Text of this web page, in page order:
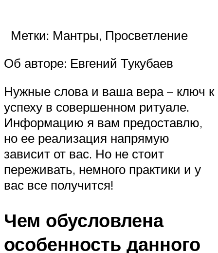
Метки: Мантры, Просветление
Об авторе: Евгений Тукубаев
Нужные слова и ваша вера – ключ к
успеху в совершенном ритуале.
Информацию я вам предоставлю,
но ее реализация напрямую
зависит от вас. Но не стоит
переживать, немного практики и у
вас все получится!
Чем обусловлена
особенность данного